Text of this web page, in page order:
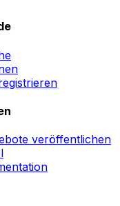
veröffentlichen